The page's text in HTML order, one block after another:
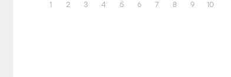
1 2 3 4 5 6 7 8 9 10